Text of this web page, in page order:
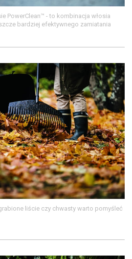
PowerClean™ - to kombinacja włosia
bardziej efektywnego zamiatania
liście czy chwasty warto pomyśleć